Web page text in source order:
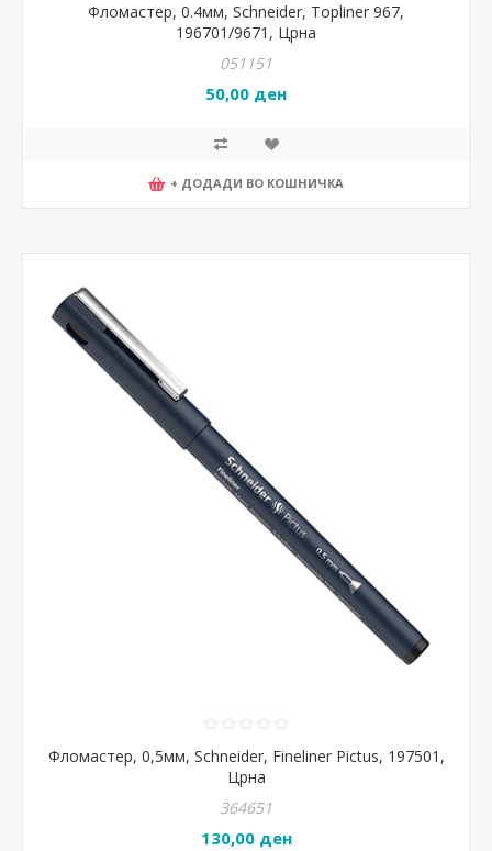
Фломастер, 0.4мм, Schneider, Topliner 967,
196701/9671, Црна
051151
50,00 ден
+ ДОДАДИ ВО КОШНИЧКА
Фломастер, 0,5мм, Schneider, Fineliner Pictus, 197501,
Црна
364651
130,00 ден